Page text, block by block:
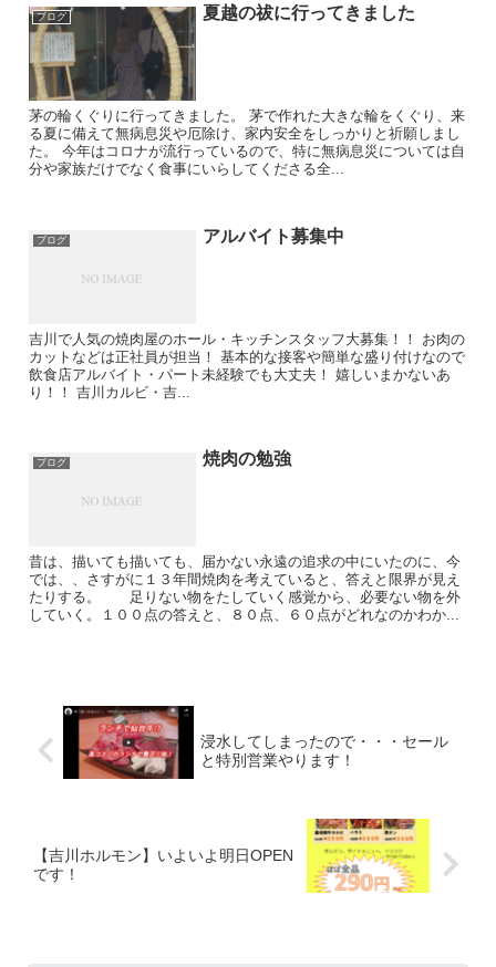
ブログ 夏越の祓に行ってきました
茅の輪くぐりに行ってきました。 茅で作れた大きな輪をくぐり、来
る夏に備えて無病息災や厄除け、家内安全をしっかりと祈願しまし
た。 今年はコロナが流行っているので、特に無病息災については自
分や家族だけでなく食事にいらしてくださる全...
ブログ アルバイト募集中
吉川で人気の焼肉屋のホール・キッチンスタッフ大募集！！ お肉の
カットなどは正社員が担当！ 基本的な接客や簡単な盛り付けなので
飲食店アルバイト・パート未経験でも大丈夫！ 嬉しいまかないあ
り！！ 吉川カルビ・吉...
ブログ 焼肉の勉強
昔は、描いても描いても、届かない永遠の追求の中にいたのに、今
では、、さすがに１３年間焼肉を考えていると、答えと限界が見え
たりする。 足りない物をたしていく感覚から、必要ない物を外
していく。１００点の答えと、８０点、６０点がどれなのかわか...
浸水してしまったので・・・セール
と特別営業やります！
【吉川ホルモン】いよいよ明日OPEN
です！